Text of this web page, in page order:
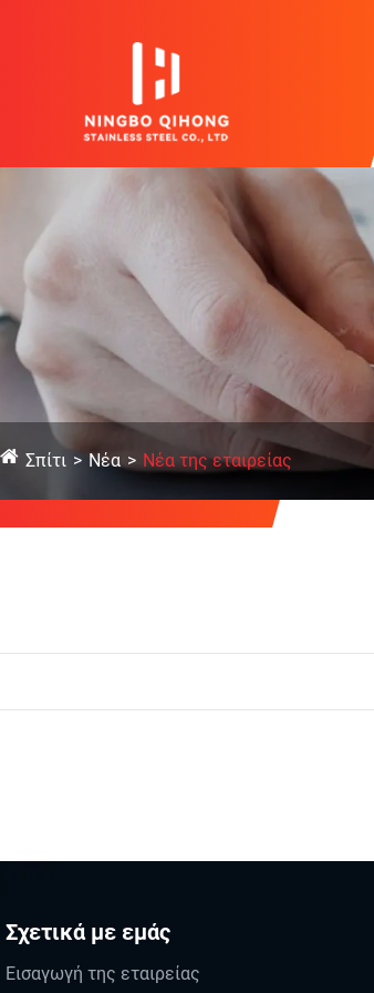
Σπίτι Νέα Νέα της εταιρείας
Σχετικά με εμάς
Εισαγωγή της εταιρείας